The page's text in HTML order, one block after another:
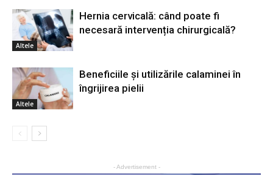
Altele
Hernia cervicală: când poate fi
necesară intervenția chirurgicală?
Altele
Beneficiile și utilizările calaminei în
îngrijirea pielii
- Advertisement -